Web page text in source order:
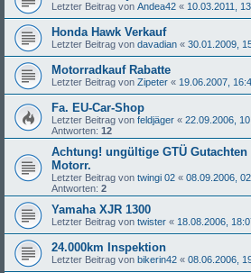
Letzter Beitrag von Andea42 « 10.03.2011,
Honda Hawk Verkauf
Letzter Beitrag von davadian « 30.01.2009,
Motorradkauf Rabatte
Letzter Beitrag von Zipeter « 19.06.2007,
Fa. EU-Car-Shop
Letzter Beitrag von feldjäger « 22.09.2006,
Antworten: 12
Achtung! ungültige GTÜ
Motorr.
Letzter Beitrag von twingi 02 « 08.09.2006,
Antworten: 2
Yamaha XJR 1300
Letzter Beitrag von twister « 18.08.2006,
24.000km Inspektion
Letzter Beitrag von bikerin42 « 08.06.2006,